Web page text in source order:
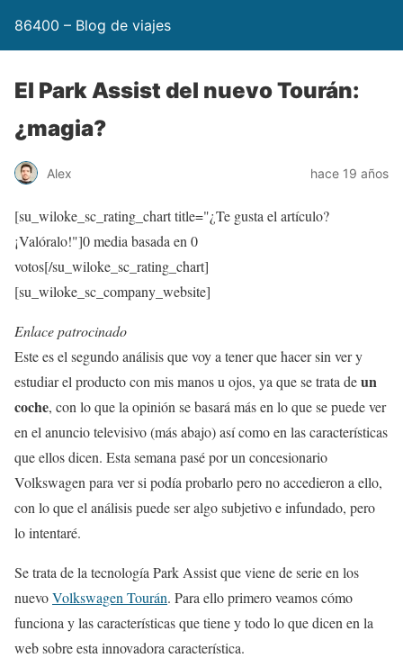
86400 – Blog de viajes
El Park Assist del nuevo Tourán:
¿magia?
Alex hace 19 años
[su_wiloke_sc_rating_chart title="¿Te gusta el artículo?
¡Valóralo!"]0media basada en 0
votos[/su_wiloke_sc_rating_chart]
[su_wiloke_sc_company_website]
Enlace patrocinado
Este es el segundo análisis que voy a tener que hacer sin ver y
estudiar el producto con mis manos u ojos, ya que se trata deun
coche, con lo que la opinión se basará más en lo que se puede ver
en el anuncio televisivo (más abajo) así como en las características
que ellos dicen. Esta semana pasé por un concesionario
Volkswagen para ver si podía probarlo pero no accedieron a ello,
con lo que el análisis puede ser algo subjetivo e infundado, pero
lo intentaré.
Se trata de la tecnología Park Assist que viene de serie en los
nuevoVolkswagen Tourán. Para ello primero veamos cómo
funciona y las características que tiene y todo lo que dicen en la
web sobre esta innovadora característica.